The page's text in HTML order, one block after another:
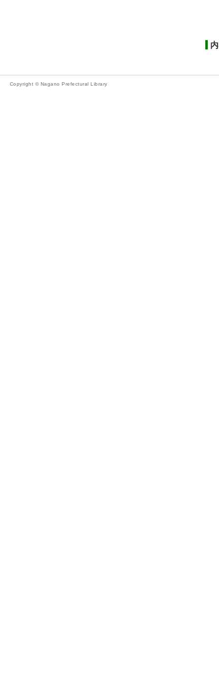
Copyright © Nagano Prefectural Library